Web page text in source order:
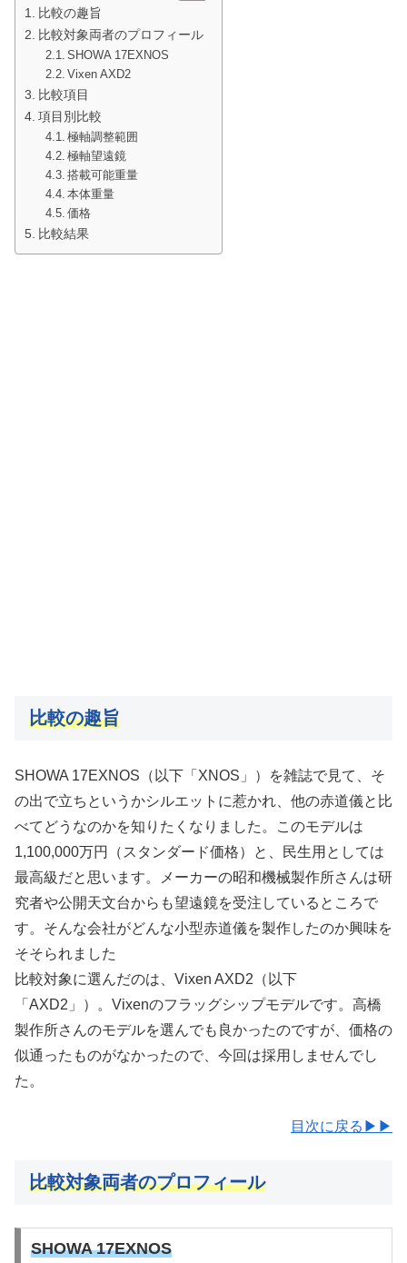
比較の趣旨
比較対象両者のプロフィール
SHOWA 17EXNOS
Vixen AXD2
比較項目
項目別比較
極軸調整範囲
極軸望遠鏡
搭載可能重量
本体重量
価格
比較結果
比較の趣旨
SHOWA 17EXNOS（以下「XNOS」）を雑誌で見て、そ
の出で立ちというかシルエットに惹かれ、他の赤道儀と比
べてどうなのかを知りたくなりました。このモデルは
1,100,000万円（スタンダード価格）と、民生用としては
最高級だと思います。メーカーの昭和機械製作所さんは研
究者や公開天文台からも望遠鏡を受注しているところで
す。そんな会社がどんな小型赤道儀を製作したのか興味を
そそられました
比較対象に選んだのは、Vixen AXD2（以下
「AXD2」）。Vixenのフラッグシップモデルです。高橋
製作所さんのモデルを選んでも良かったのですが、価格の
似通ったものがなかったので、今回は採用しませんでし
た。
目次に戻る▶▶
比較対象両者のプロフィール
SHOWA 17EXNOS